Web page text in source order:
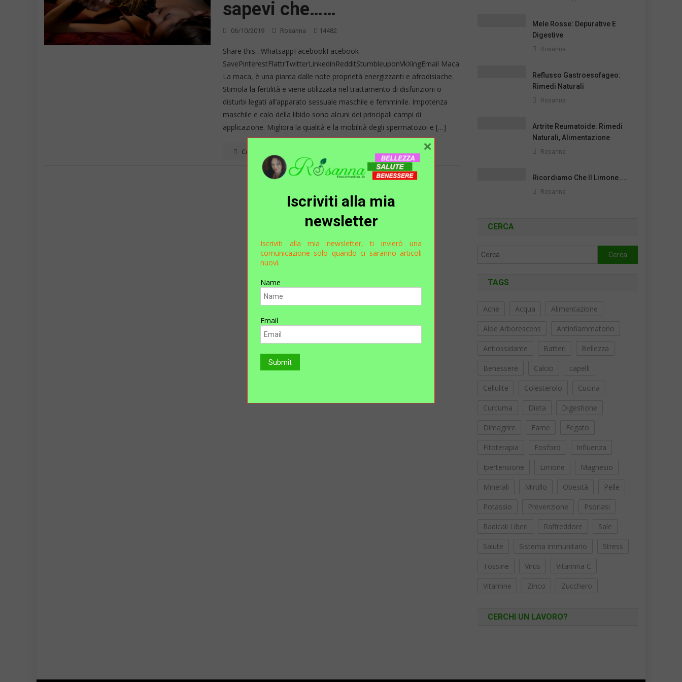
sapevi che……
06/10/2019 Rosanna 14482
Share this…WhatsappFacebookFacebook
SavePinterestFlattrTwitterLinkedinRedditStumbleuponVkXingEmail Maca
La maca, è una pianta dalle note proprietà energizzanti e afrodisiache.
Stimola la fertilità e viene utilizzata nel trattamento di disfunzioni o
disturbi legati all’apparato sessuale maschile e femminile. Impotenza
maschile e calo della libido sono alcuni dei principali campi di
applicazione. Migliora la qualità e la mobilità degli spermatozoi e […]
Continua a leggere
Mele Rosse: Depurative E
Digestive
Rosanna
Reflusso Gastroesofageo:
Rimedi Naturali
Rosanna
Artrite Reumatoide: Rimedi
Naturali, Alimentazione
Rosanna
Ricordiamo Che Il Limone…..
Rosanna
CERCA
Ricerca
per:
TAGS
Acne Acqua Alimentazione
Aloe Arborescens Antinfiammatorio
Antiossidante Batteri Bellezza
Benessere Calcio capelli
Cellulite Colesterolo Cucina
Curcuma Dieta Digestione
Dimagrire Fame Fegato
Fitoterapia Fosforo Influenza
Ipertensione Limone Magnesio
Minerali Mirtillo Obesità Pelle
Potassio Prevenzione Psoriasi
Radicali Liberi Raffreddore Sale
Salute Sistema immunitario Stress
Tossine Virus Vitamina C
Vitamine Zinco Zucchero
CERCHI UN LAVORO?
Iscriviti alla mia
newsletter
Iscriviti alla mia newsletter, ti invierò una
comunicazione solo quando ci saranno articoli
nuovi.
Name
Email
×